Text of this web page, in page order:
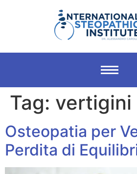
Tag: vertigini
Osteopatia per
Perdita di